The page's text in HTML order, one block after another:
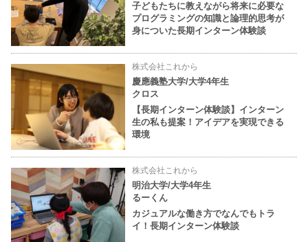
子どもたちに教えながら将来に必要な
プログラミングの知識と論理的思考が
身についた長期インターン体験談
株式会社これから
慶應義塾大学/大学4年生
クロス
【長期インターン体験談】インターン
生の私も提案！アイデアを実現できる
環境
株式会社これから
明治大学/大学4年生
るーくん
カジュアルな働き方でなんでもトラ
イ！長期インターン体験談